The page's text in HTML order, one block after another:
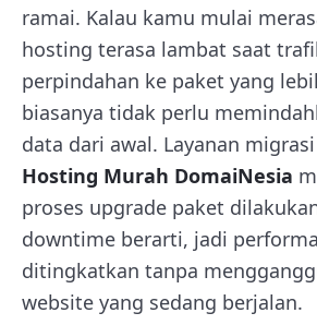
ramai. Kalau kamu mulai
hosting terasa lambat saat
perpindahan ke paket yang
biasanya tidak perlu
data dari awal. Layanan
Hosting Murah DomaiNesia
proses upgrade paket
downtime berarti, jadi
ditingkatkan tanpa
website yang sedang berjalan.